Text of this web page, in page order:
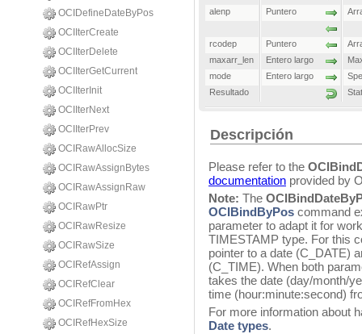
OCIDefineDateByPos
OCIIterCreate
OCIIterDelete
OCIIterGetCurrent
OCIIterInit
OCIIterNext
OCIIterPrev
OCIRawAllocSize
OCIRawAssignBytes
OCIRawAssignRaw
OCIRawPtr
OCIRawResize
OCIRawSize
OCIRefAssign
OCIRefClear
OCIRefFromHex
OCIRefHexSize
alenp Puntero
rcodep Puntero
maxarr_len
Entero largo
mode
Entero largo
Resultado
Descripción
Please refer to the
documentation provided by
Note: The
OCIBindByPos command
parameter to adapt it for
TIMESTAMP type. For this
pointer to a date (C_DATE)
(C_TIME). When both
takes the date (day/month/
time (hour:minute:second)
For more information about
Date types.